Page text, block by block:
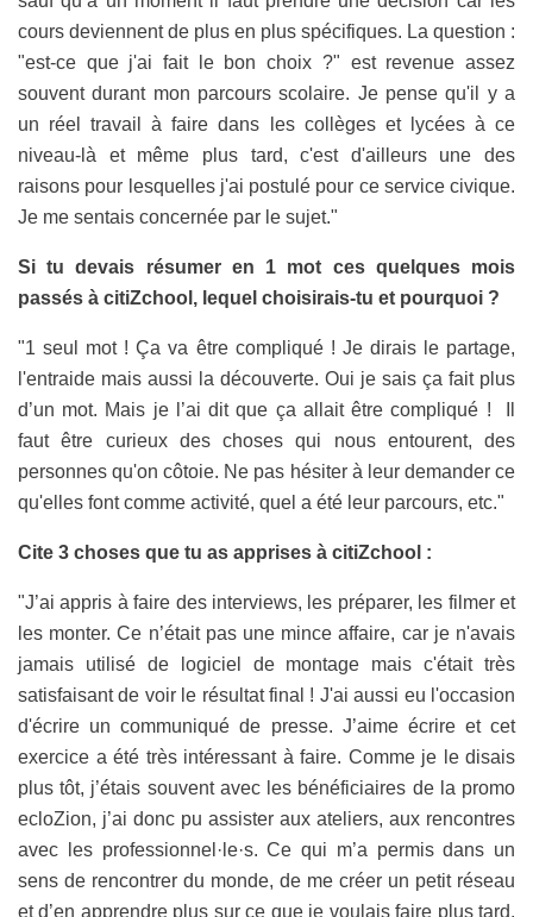
cours deviennent de plus en plus spécifiques. La question :
"est-ce que j'ai fait le bon choix ?" est revenue assez
souvent durant mon parcours scolaire. Je pense qu'il y a
un réel travail à faire dans les collèges et lycées à ce
niveau-là et même plus tard, c'est d'ailleurs une des
raisons pour lesquelles j'ai postulé pour ce service civique.
Je me sentais concernée par le sujet."
Si tu devais résumer en 1 mot ces quelques mois
passés à citiZchool, lequel choisirais-tu et pourquoi ?
"1 seul mot ! Ça va être compliqué ! Je dirais le partage,
l'entraide mais aussi la découverte. Oui je sais ça fait plus
d’un mot. Mais je l’ai dit que ça allait être compliqué ! Il
faut être curieux des choses qui nous entourent, des
personnes qu'on côtoie. Ne pas hésiter à leur demander ce
qu'elles font comme activité, quel a été leur parcours, etc."
Cite 3 choses que tu as apprises à citiZchool :
"J’ai appris à faire des interviews, les préparer, les filmer et
les monter. Ce n’était pas une mince affaire, car je n'avais
jamais utilisé de logiciel de montage mais c'était très
satisfaisant de voir le résultat final ! J'ai aussi eu l'occasion
d'écrire un communiqué de presse. J’aime écrire et cet
exercice a été très intéressant à faire. Comme je le disais
plus tôt, j’étais souvent avec les bénéficiaires de la promo
ecloZion, j’ai donc pu assister aux ateliers, aux rencontres
avec les professionnel·le·s. Ce qui m’a permis dans un
sens de rencontrer du monde, de me créer un petit réseau
et d’en apprendre plus sur ce que je voulais faire plus tard.